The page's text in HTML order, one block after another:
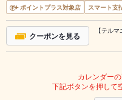
ポイントプラス対象店
スマート支
クーポンを見る 【テル
カレンダー
下記ボタンを押して